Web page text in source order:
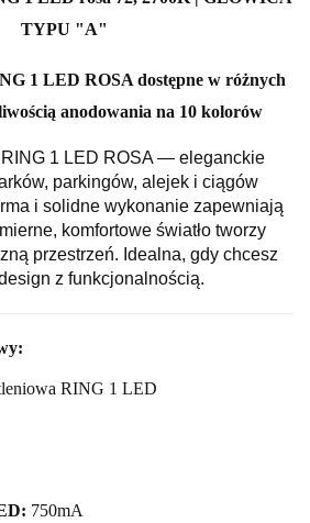
TYPU "A"
1 LED ROSA dostępne w różnych
anodowania na 10 kolorów
1 LED ROSA — eleganckie
parkingów, alejek i ciągów
i solidne wykonanie zapewniają
komfortowe światło tworzy
przestrzeń. Idealna, gdy chcesz
z funkcjonalnością.
RING 1 LED
750mA